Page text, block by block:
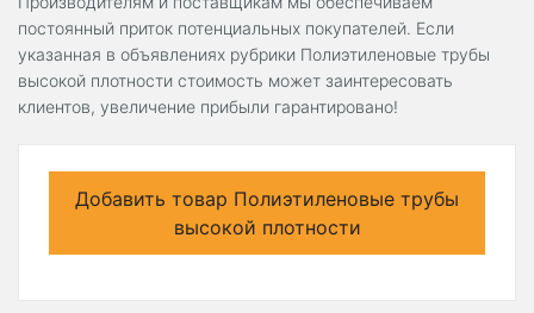
постоянный приток потенциальных покупателей. Если
указанная в объявлениях рубрики Полиэтиленовые трубы
высокой плотности стоимость может заинтересовать
клиентов, увеличение прибыли гарантировано!
Добавить товар Полиэтиленовые трубы
высокой плотности